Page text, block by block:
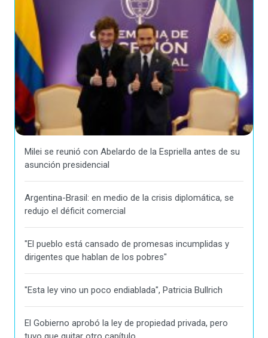
Milei se reunió con Abelardo de la Espriella antes de su
asunción presidencial
Argentina-Brasil: en medio de la crisis diplomática, se
redujo el déficit comercial
"El pueblo está cansado de promesas incumplidas y
dirigentes que hablan de los pobres"
"Esta ley vino un poco endiablada", Patricia Bullrich
El Gobierno aprobó la ley de propiedad privada, pero